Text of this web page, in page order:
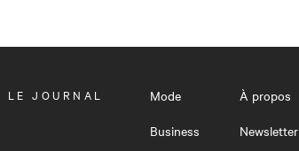
OUVRIR
LE JOURNAL
Mode
Business
À propos
Newsletter